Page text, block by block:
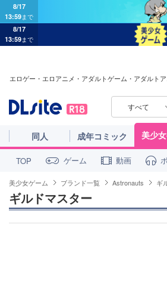
8/17
13:59まで
8/17
13:59まで
エロゲー・エロアニメ・アダルトゲーム・アダルト
すべて
同人 成年コミック 美少
TOP ゲーム 動画
美少女ゲーム ブランド一覧 Astronauts ギ
ギルドマスター